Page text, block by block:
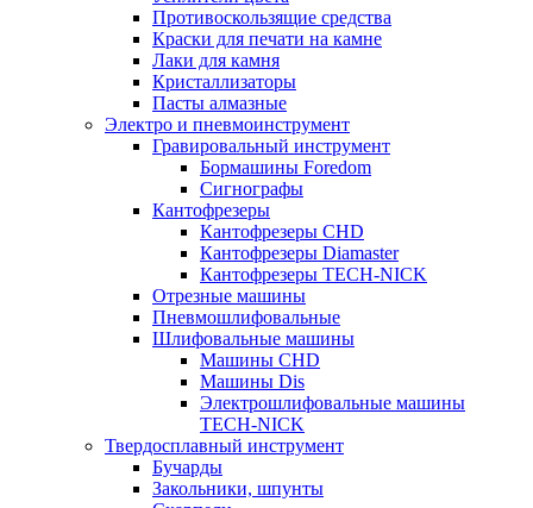
Противоскользящие средства
Краски для печати на камне
Лаки для камня
Кристаллизаторы
Пасты алмазные
Электро и пневмоинструмент
Гравировальный инструмент
Бормашины Foredom
Сигнографы
Кантофрезеры
Кантофрезеры CHD
Кантофрезеры Diamaster
Кантофрезеры TECH-NICK
Отрезные машины
Пневмошлифовальные
Шлифовальные машины
Машины CHD
Машины Dis
Электрошлифовальные машины
TECH-NICK
Твердосплавный инструмент
Бучарды
Закольники, шпунты